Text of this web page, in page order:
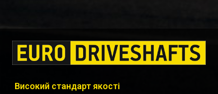
Високий стандарт якості